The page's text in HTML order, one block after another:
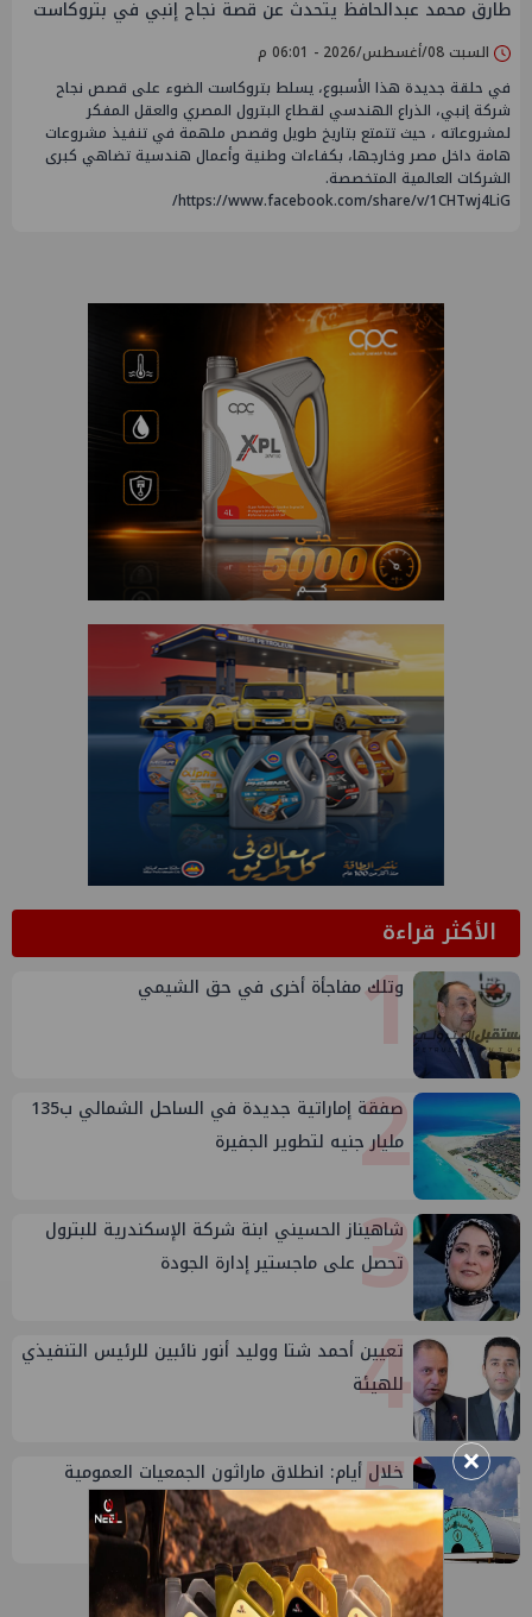
طارق محمد عبدالحافظ يتحدث عن قصة نجاح إنبي في بتروكاست
السبت 08/أغسطس/2026 - 06:01 م
في حلقة جديدة هذا الأسبوع، يسلط بتروكاست الضوء على قصص نجاح
شركة إنبي، الذراع الهندسي لقطاع البترول المصري والعقل المفكر
لمشروعاته ، حيث تتمتع بتاريخ طويل وقصص ملهمة في تنفيذ مشروعات
هامة داخل مصر وخارجها، بكفاءات وطنية وأعمال هندسية تضاهي كبرى
الشركات العالمية المتخصصة.
https://www.facebook.com/share/v/1CHTwj4LiG/
الأكثر قراءة1
وتلك مفاجأة أخرى في حق الشيمي
2
صفقة إماراتية جديدة في الساحل الشمالي ب135
مليار جنيه لتطوير الجفيرة
3
شاهيناز الحسيني ابنة شركة الإسكندرية للبترول
تحصل على ماجستير إدارة الجودة
4
تعيين أحمد شتا ووليد أنور نائبين للرئيس التنفيذي
للهيئة
5
خلال أيام: انطلاق ماراثون الجمعيات العمومية
لشركات قطاع البترول
×